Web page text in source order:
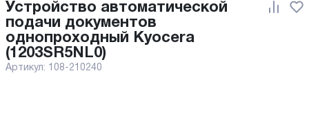
Устройство автоматической
подачи документов
однопроходный Kyocera
(1203SR5NL0)
Артикул: 108-210240